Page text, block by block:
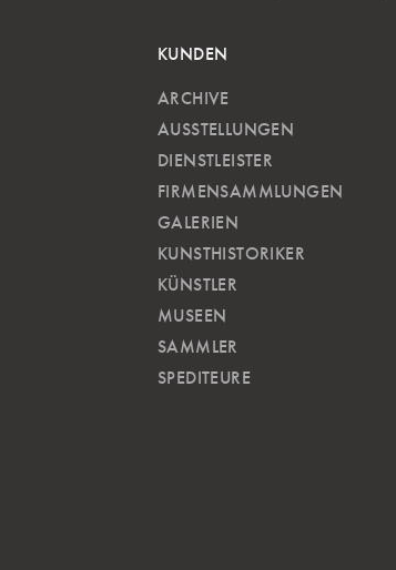
KUNDEN
ARCHIVE
AUSSTELLUNGEN
DIENSTLEISTER
FIRMENSAMMLUNGEN
GALERIEN
KUNSTHISTORIKER
KÜNSTLER
MUSEEN
SAMMLER
SPEDITEURE